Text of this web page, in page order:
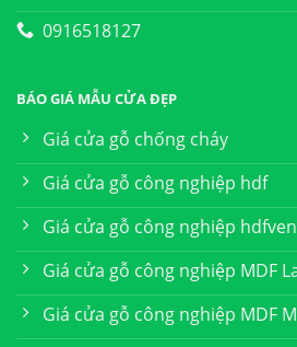
0916518127
BÁO GIÁ MẪU CỬA ĐẸP
Giá cửa gỗ chống cháy
Giá cửa gỗ công nghiệp hdf
Giá cửa gỗ công nghiệp
Giá cửa gỗ công nghiệp MDF
Giá cửa gỗ công nghiệp MDF